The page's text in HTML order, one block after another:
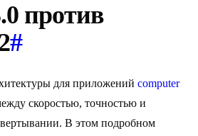
против
#
для приложений computer
скоростью, точностью и
В этом подробном